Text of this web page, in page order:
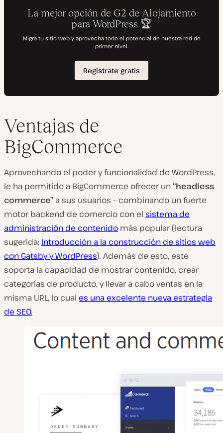
Ventajas de
BigCommerce
Aprovechando el poder y funcionalidad de WordPress,
le ha permitido a BigCommerce ofrecer un“headless
commerce” a sus usuarios – combinando un fuerte
motor backend de comercio con el sistema de
administración de contenido más popular (lectura
sugerida: Introducción a la construcción de sitios web
con Gatsby y WordPress). Además de esto, este
soporta la capacidad de mostrar contenido, crear
categorías de producto, y llevar a cabo ventas en la
misma URL, lo cual es una excelente nueva estrategia
de SEO.